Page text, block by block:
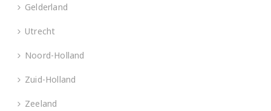
Gelderland
Utrecht
Noord-Holland
Zuid-Holland
Zeeland